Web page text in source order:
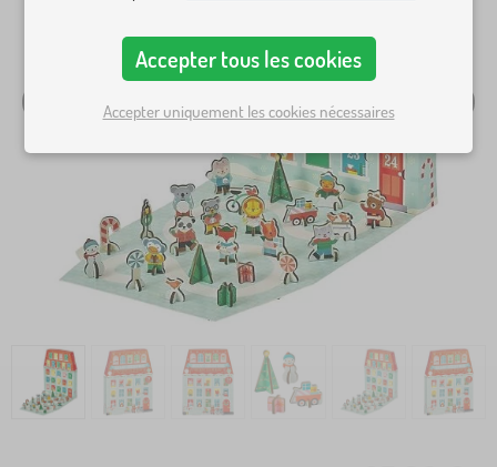
Accepter tous les cookies
Accepter uniquement les cookies nécessaires